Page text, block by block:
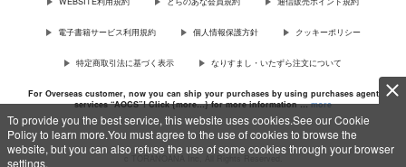
To provide you the best service, this website uses cookies.See our Cookie
Policy to learn more.You must agree to the use of cookies to browse the
website, but you can also refuse the use of some cookies through your browser
settings.
電子書籍サービス利用規約 個人情報保護方針 クッキーポリシー
特定商取引法に基づく表示 なりすまし・いたずら注文について
For Overseas customer, now you can ship your purchases by using purchases agent
services “AOCS”! Click {more…} for more information …more